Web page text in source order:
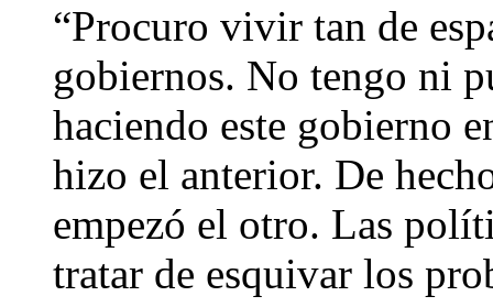
“Procuro vivir tan de
gobiernos. No tengo ni
haciendo este gobierno
hizo el anterior. De
empezó el otro. Las
tratar de esquivar los